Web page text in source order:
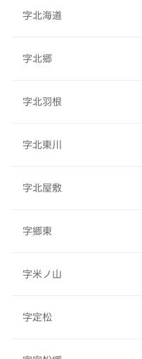
字北海道
字北郷
字北羽根
字北東川
字北屋敷
字郷東
字米ノ山
字定松